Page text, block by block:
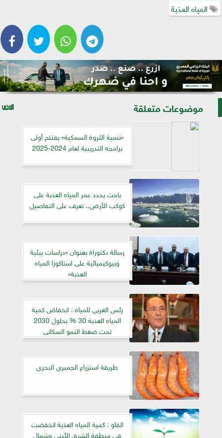
المياه العذبة
موضوعات متعلقة
«تنمية الثروة السمكية» يفتتح أولى
برامجه التدريبية لعام 2024-2025
باحث يحدد عمر المياه العذبة على
كوكب الأرض.. تعرف على التفاصيل
رسالة دكتوراة بعنوان «دراسات بيئية
وبيوكيميائية على استاكوزا المياه
العذبة»
رئس العربي للمياه : انخفاض كمية
المياه العذبة 30 % بحلول 2030
تحت ضغط النمو السكانى
طريقة استزراع الجمبري البحري
الفاو : كمية المياه العذبة انخفضت
فى منطقة الشرق الأدنى وشمال